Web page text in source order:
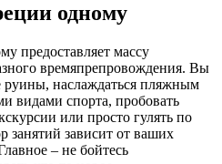
одному
предоставляет массу
времяпрепровождения. Вы
руины, наслаждаться пляжным
видами спорта, пробовать
или просто гулять по
зависит от ваших
– не бойтесь